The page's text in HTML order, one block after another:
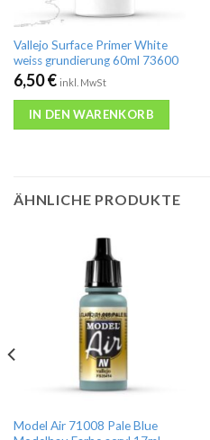
Vallejo Surface Primer White
weiss grundierung 60ml 73600
6,50€ inkl. MwSt
IN DEN WARENKORB
ÄHNLICHE PRODUKTE
Model Air 71008 Pale Blue